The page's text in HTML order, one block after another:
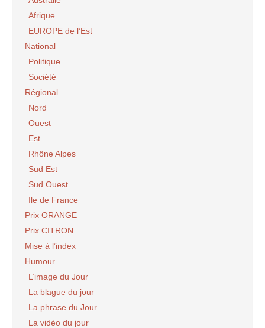
Afrique
EUROPE de l’Est
National
Politique
Société
Régional
Nord
Ouest
Est
Rhône Alpes
Sud Est
Sud Ouest
Ile de France
Prix ORANGE
Prix CITRON
Mise à l’index
Humour
L’image du Jour
La blague du jour
La phrase du Jour
La vidéo du jour